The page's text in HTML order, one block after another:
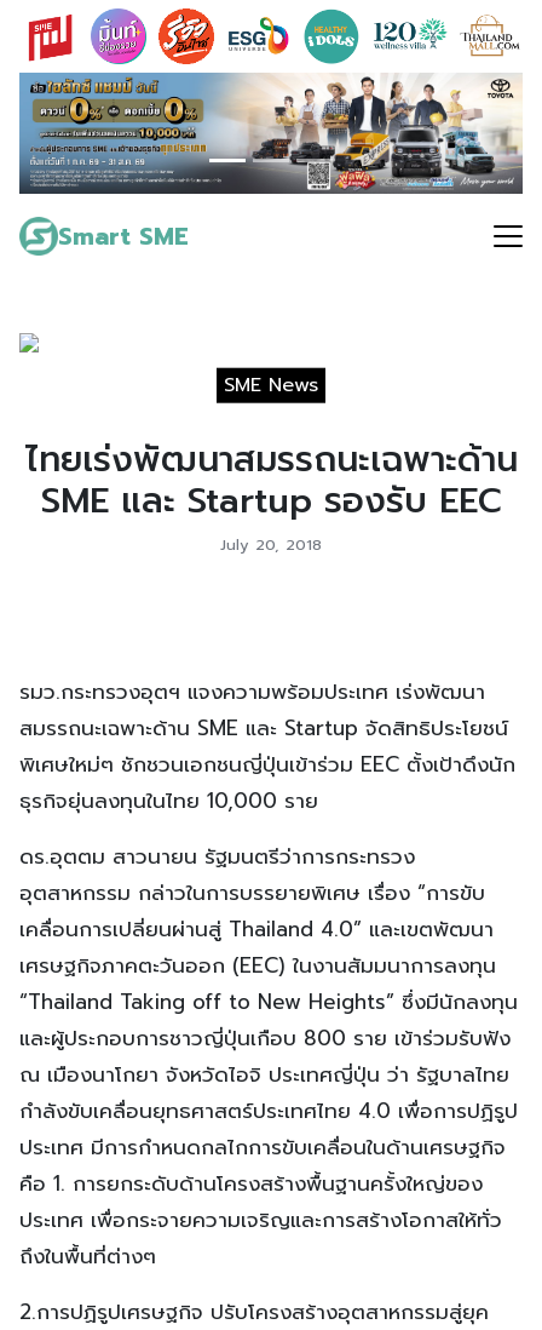
Skip
content
Smart SME
Search
for:
SME News
ไทยเร่งพัฒนาสมรรถนะเฉพาะด้าน
SME และ Startup รองรับ EEC
July 20, 2018
รมว.กระทรวงอุตฯ แจงความพร้อมประเทศ เร่งพัฒนา
สมรรถนะเฉพาะด้าน SME และ Startup จัดสิทธิประโยชน์
พิเศษใหม่ๆ ชักชวนเอกชนญี่ปุ่นเข้าร่วม EEC ตั้งเป้าดึงนัก
ธุรกิจยุ่นลงทุนในไทย 10,000 ราย
ดร.อุตตม สาวนายน รัฐมนตรีว่าการกระทรวง
อุตสาหกรรม กล่าวในการบรรยายพิเศษ เรื่อง “การขับ
เคลื่อนการเปลี่ยนผ่านสู่ Thailand 4.0” และเขตพัฒนา
เศรษฐกิจภาคตะวันออก (EEC) ในงานสัมมนาการลงทุน
“Thailand Taking off to New Heights” ซึ่งมีนักลงทุน
และผู้ประกอบการชาวญี่ปุ่นเกือบ 800 ราย เข้าร่วมรับฟัง
ณ เมืองนาโกยา จังหวัดไอจิ ประเทศญี่ปุ่น ว่า รัฐบาลไทย
กำลังขับเคลื่อนยุทธศาสตร์ประเทศไทย 4.0 เพื่อการปฏิรูป
ประเทศ มีการกำหนดกลไกการขับเคลื่อนในด้านเศรษฐกิจ
คือ 1. การยกระดับด้านโครงสร้างพื้นฐานครั้งใหญ่ของ
ประเทศ เพื่อกระจายความเจริญและการสร้างโอกาสให้ทั่ว
ถึงในพื้นที่ต่างๆ
2.การปฏิรูปเศรษฐกิจ ปรับโครงสร้างอุตสาหกรรมสู่ยุค